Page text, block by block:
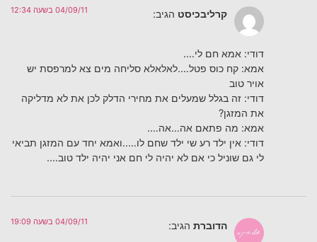
קרליבכיסט הגיב: 04/09/11 בשעה 12:34
דודי: אמא חם לי….
אמא: קח כוס פטל….לאלאלא סליחה מים צא למרפסת יש
אויר טוב
דודי: זה בגלל שמעלים את מחירי הדלק לכן את לא מדליקה
את המזגן?
אמא: מה פתאם אה…אה….
דודי: אין ילד רע שי ילד שחם לו…..ואמא יחד עם המזגן תביאי
לי גם שוניל כי אם לא יהיה לי חם אני יהיה ילד טוב….
הדוברת הגיב: 04/09/11 בשעה 19:09